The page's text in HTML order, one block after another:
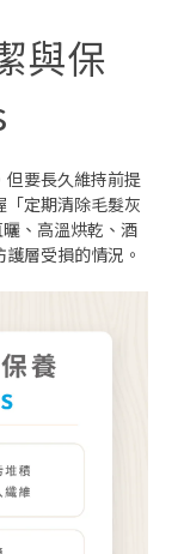
與保
但要長久維持前提
定期清除毛髮灰
、高溫烘乾、酒
層受損的情況。